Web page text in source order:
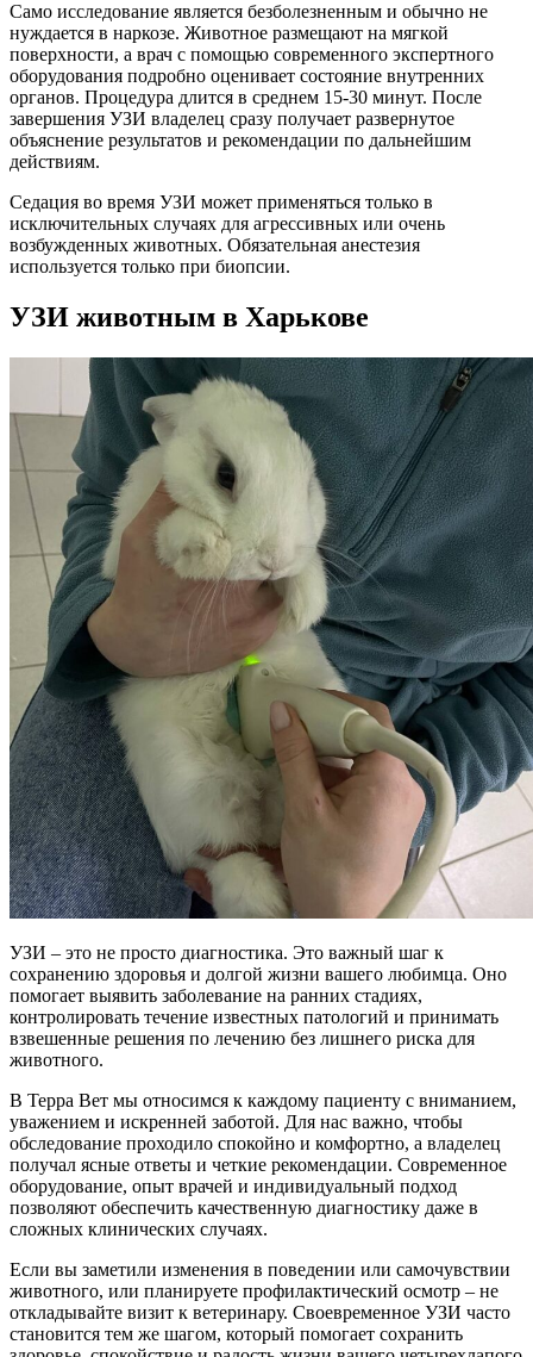
Само исследование является безболезненным и обычно не
нуждается в наркозе. Животное размещают на мягкой
поверхности, а врач с помощью современного экспертного
оборудования подробно оценивает состояние внутренних
органов. Процедура длится в среднем 15-30 минут. После
завершения УЗИ владелец сразу получает развернутое
объяснение результатов и рекомендации по дальнейшим
действиям.
Седация во время УЗИ может применяться только в
исключительных случаях для агрессивных или очень
возбужденных животных. Обязательная анестезия
используется только при биопсии.
УЗИ животным в Харькове
УЗИ – это не просто диагностика. Это важный шаг к
сохранению здоровья и долгой жизни вашего любимца. Оно
помогает выявить заболевание на ранних стадиях,
контролировать течение известных патологий и принимать
взвешенные решения по лечению без лишнего риска для
животного.
В Терра Вет мы относимся к каждому пациенту с вниманием,
уважением и искренней заботой. Для нас важно, чтобы
обследование проходило спокойно и комфортно, а владелец
получал ясные ответы и четкие рекомендации. Современное
оборудование, опыт врачей и индивидуальный подход
позволяют обеспечить качественную диагностику даже в
сложных клинических случаях.
Если вы заметили изменения в поведении или самочувствии
животного, или планируете профилактический осмотр – не
откладывайте визит к ветеринару. Своевременное УЗИ часто
становится тем же шагом, который помогает сохранить